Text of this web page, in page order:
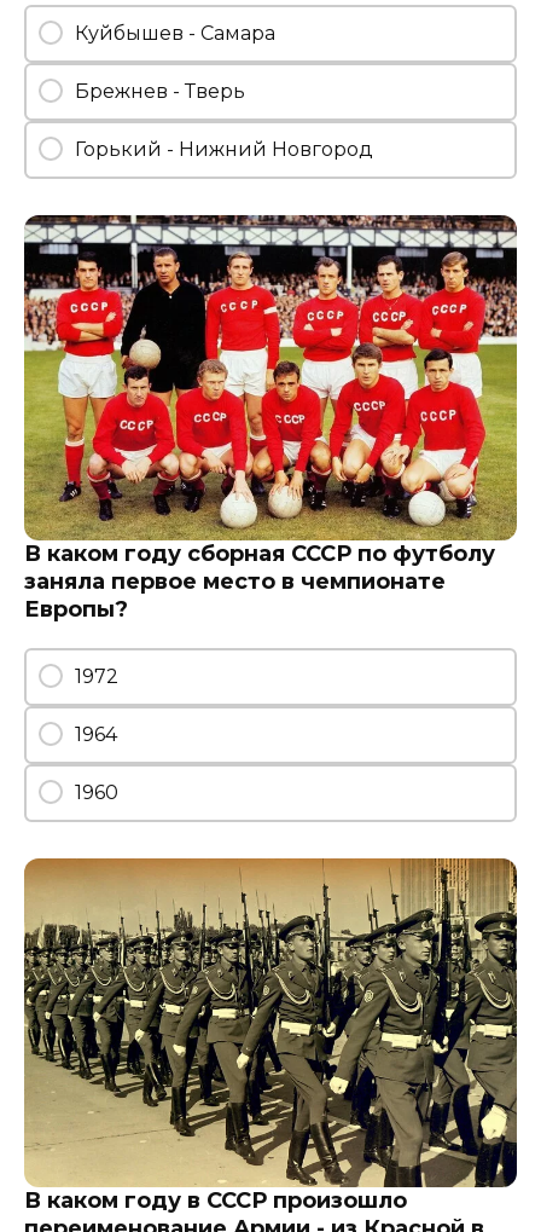
Куйбышев - Самара
Брежнев - Тверь
Горький - Нижний Новгород
В каком году сборная СССР по футболу
заняла первое место в чемпионате
Европы?
1972
1964
1960
В каком году в СССР произошло